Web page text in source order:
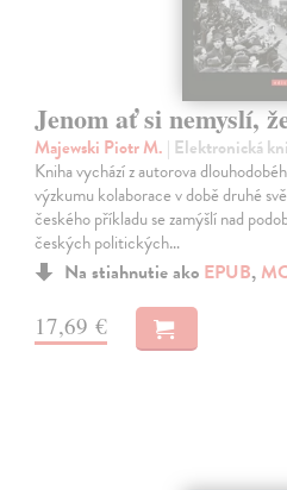
Jenom ať si nemyslí,
Majewski Piotr M. | Elektronická
Kniha vychází z autorova
výzkumu kolaborace v době druhé
českého příkladu se zamýšlí nad
českých politických…
Na stiahnutie ako EPUB,
17,69 €